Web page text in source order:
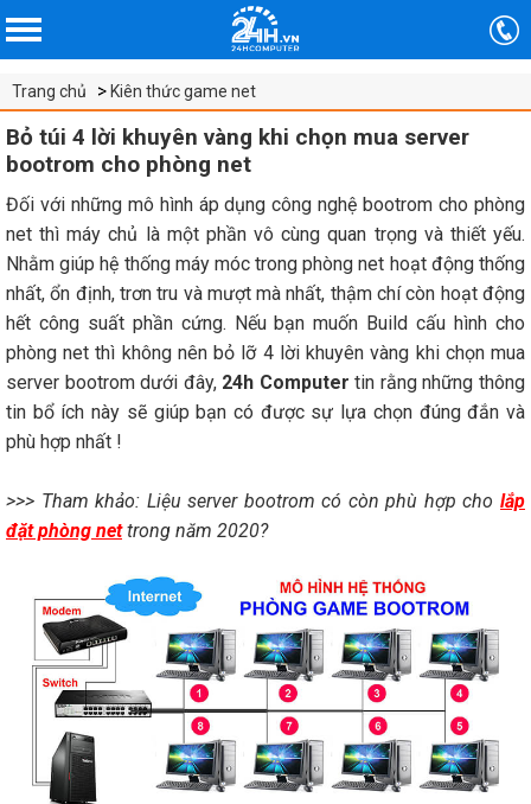
Trang chủ Kiên thức game net
Bỏ túi 4 lời khuyên vàng khi chọn mua server
bootrom cho phòng net
Đối với những mô hình áp dụng công nghệ bootrom cho phòng
net thì máy chủ là một phần vô cùng quan trọng và thiết yếu.
Nhằm giúp hệ thống máy móc trong phòng net hoạt động thống
nhất, ổn định, trơn tru và mượt mà nhất, thậm chí còn hoạt động
hết công suất phần cứng. Nếu bạn muốn Build cấu hình cho
phòng net thì không nên bỏ lỡ 4 lời khuyên vàng khi chọn mua
server bootrom dưới đây, 24h Computer tin rằng những thông
tin bổ ích này sẽ giúp bạn có được sự lựa chọn đúng đắn và
phù hợp nhất !
>>> Tham khảo: Liệu server bootrom có còn phù hợp cho lắp
đặt phòng nettrong năm 2020?